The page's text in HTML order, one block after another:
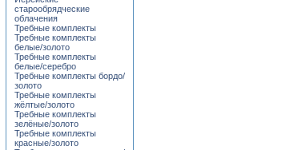
старообрядческие
облачения
Требные комплекты
Требные комплекты
белые/золото
Требные комплекты
белые/серебро
Требные комплекты бордо/
золото
Требные комплекты
жёлтые/золото
Требные комплекты
зелёные/золото
Требные комплекты
красные/золото